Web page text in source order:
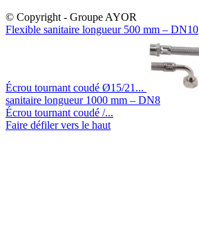
© Copyright - Groupe AYOR
Flexible sanitaire longueur 500 mm – DN10
Écrou tournant coudé Ø15/21...
sanitaire longueur 1000 mm – DN8
Écrou tournant coudé /...
Faire défiler vers le haut